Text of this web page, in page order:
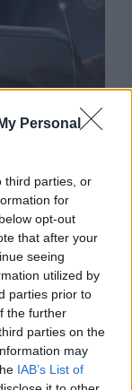
Personal
third parties, or
for
opt-out
that after your
seeing
utilized by
parties prior to
the further
parties on the
may
IAB’s List of
firmelor
ANCOM